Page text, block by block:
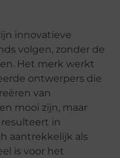
innovatieve
volgen, zonder de
Het merk werkt
ontwerpers die
van
mooi zijn, maar
in
aantrekkelijk als
is voor het